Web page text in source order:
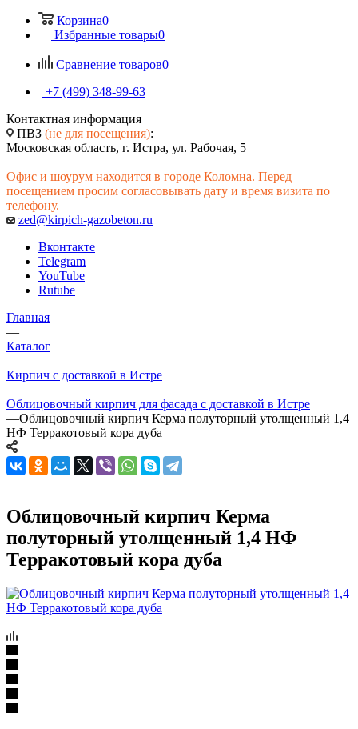
Корзина0
Избранные товары0
Сравнение товаров0
+7 (499) 348-99-63
Контактная информация
ПВЗ (не для посещения):
Московская область, г. Истра, ул. Рабочая, 5
Офис и шоурум находится в городе Коломна. Перед
посещением просим согласовывать дату и время визита по
телефону.
zed@kirpich-gazobeton.ru
Вконтакте
Telegram
YouTube
Rutube
Главная
—
Каталог
—
Кирпич с доставкой в Истре
—
Облицовочный кирпич для фасада с доставкой в Истре
—Облицовочный кирпич Керма полуторный утолщенный 1,4
НФ Терракотовый кора дуба
Облицовочный кирпич Керма
полуторный утолщенный 1,4 НФ
Терракотовый кора дуба